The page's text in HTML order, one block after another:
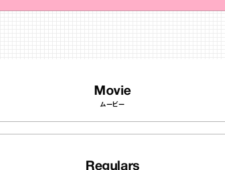
Movie
ムービー
Regulars